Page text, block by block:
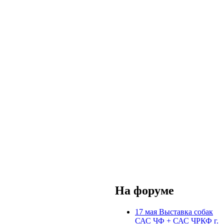
На форуме
17 мая Выставка собак
САС ЧФ + САС ЧРКФ г.